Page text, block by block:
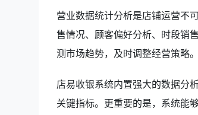
营业数据统计分析是店铺运营不
售情况、顾客偏好分析、时段销
测市场趋势，及时调整经营策略。
店易收银系统内置强大的数据分
关键指标。更重要的是，系统能